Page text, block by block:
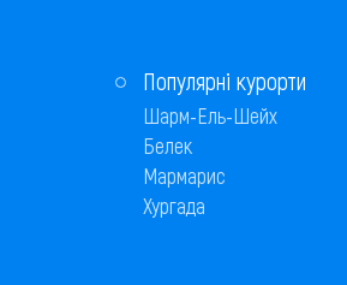
Популярні курорти
Шарм-Ель-Шейх
Белек
Мармарис
Хургада